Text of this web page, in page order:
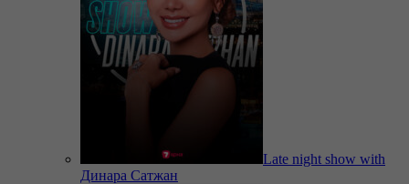
Late night show with
Динара Сатжан